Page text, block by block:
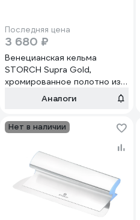
Последняя цена
3 680 ₽
Венецианская кельма
STORCH Supra Gold,
хромированное полотно из
нержавеющей стали
Аналоги
Нет в наличии